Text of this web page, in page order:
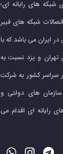
شبکه های رایانه ای؛
شبکه های فیبر
ایران می باشد که با
تهران و یزد نسبت به
سراسر کشور به شرکت
سازمان های دولتی و
رایانه ای اقدام می